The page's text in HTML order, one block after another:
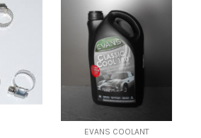
EVANS COOLANT